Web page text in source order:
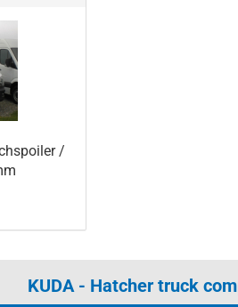
/
KUDA - Hatcher truck